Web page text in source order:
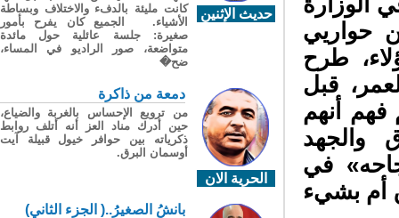
حواريي
طرح
قبل
أنهم
والجهد
في
أم بشيء
حديث الإثنين
كانت مليئة بالدفء والاختلاف وبساطة
الأشياء. الجميع كان يفرح بأمور
صغيرة: جلسة عائلية حول مائدة
متواضعة، صور الراديو في المساء،
ضح�
الحرية الان
دمعة من ذاكرة
من ترويع الإحساس بالغربة والضياع،
حين أدرك مناد العز أنه أتلف روابط
ذكرياته بين حوافر خيول قبيلة آيت
أوسمان البرق.
بانشُ الصغيرُ..( الجزء الثاني)